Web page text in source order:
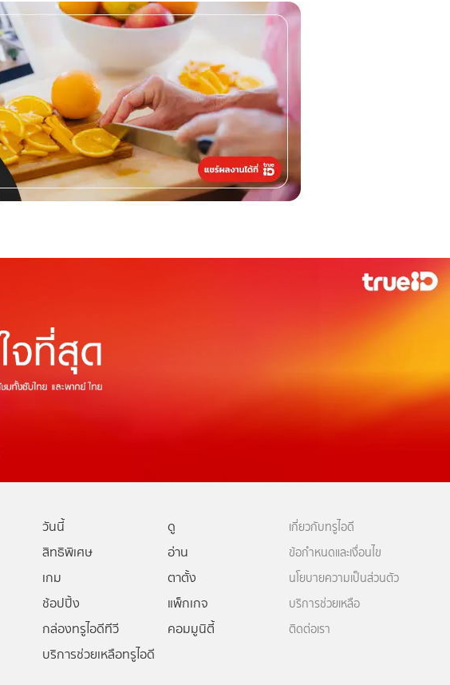
วันนี้
ดู
สิทธิพิเศษ
อ่าน
เกม
ตาตั้ง
ช้อปปิ้ง
แพ็กเกจ
กล่องทรูไอดีทีวี
คอมมูนิตี้
บริการช่วยเหลือทรูไอดี
เกี่ยวกับทรูไอดี
ข้อกำหนดและเงื่อนไข
นโยบายความเป็นส่วนตัว
บริการช่วยเหลือ
ติดต่อเรา